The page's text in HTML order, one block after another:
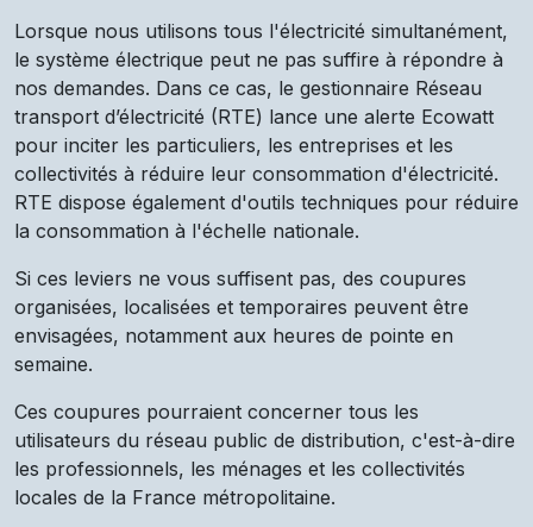
Lorsque nous utilisons tous l'électricité simultanément,
le système électrique peut ne pas suffire à répondre à
nos demandes. Dans ce cas, le gestionnaire Réseau
transport d’électricité (RTE) lance une alerte Ecowatt
pour inciter les particuliers, les entreprises et les
collectivités à réduire leur consommation d'électricité.
RTE dispose également d'outils techniques pour réduire
la consommation à l'échelle nationale.
Si ces leviers ne vous suffisent pas, des coupures
organisées, localisées et temporaires peuvent être
envisagées, notamment aux heures de pointe en
semaine.
Ces coupures pourraient concerner tous les
utilisateurs du réseau public de distribution, c'est-à-dire
les professionnels, les ménages et les collectivités
locales de la France métropolitaine.